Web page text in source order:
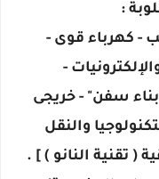
:
- كهرباء قوى -
-
سفن" - خريجى
والنقل
( تقنية النانو ) ] .